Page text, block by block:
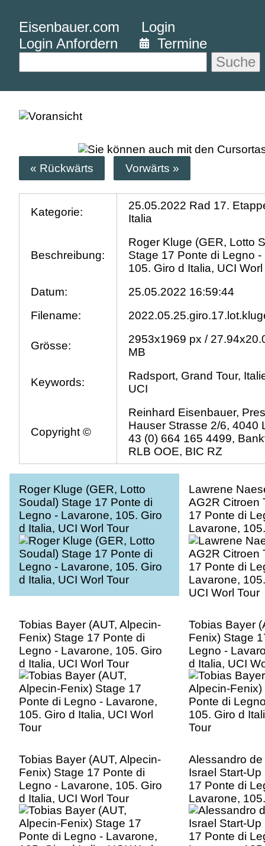
Eisenbauer.com
Login
Login Anfordern
Termine
Suche
« Rückwärts Vorwärts »
Kategorie:
25.05.2022 Rad 17.
Italia
Beschreibung:
Roger Kluge (GER, Lotto
Stage 17 Ponte di Legno
105. Giro d Italia, UCI Worl
Datum:
25.05.2022 16:59:44
Filename:
Grösse:
2953x1969 px /
MB
Keywords:
Radsport, Grand Tour,
UCI
Copyright ©
Reinhard Eisenbauer,
Hauser Strasse 2/6, 4040
43 (0) 664 165 4499,
RLB OOE, BIC RZ
Roger Kluge (GER, Lotto
Soudal) Stage 17 Ponte di
Legno - Lavarone, 105. Giro
d Italia, UCI Worl Tour
Lawrene
AG2R Citroen
17 Ponte di
Lavarone,
UCI Worl Tour
Tobias Bayer (AUT, Alpecin-
Fenix) Stage 17 Ponte di
Legno - Lavarone, 105. Giro
d Italia, UCI Worl Tour
Tobias Bayer
Fenix) Stage
Legno -
d Italia, UCI
Tobias Bayer (AUT, Alpecin-
Fenix) Stage 17 Ponte di
Legno - Lavarone, 105. Giro
d Italia, UCI Worl Tour
Alessandro de
Israel Start-
17 Ponte di
Lavarone,
UCI Worl Tour